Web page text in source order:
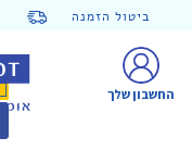
ביטול הזמנה
החשבון שלך